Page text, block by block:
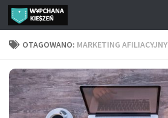
Przejdź do treści
OTAGOWANO: MARKETING AFILIACYJNY